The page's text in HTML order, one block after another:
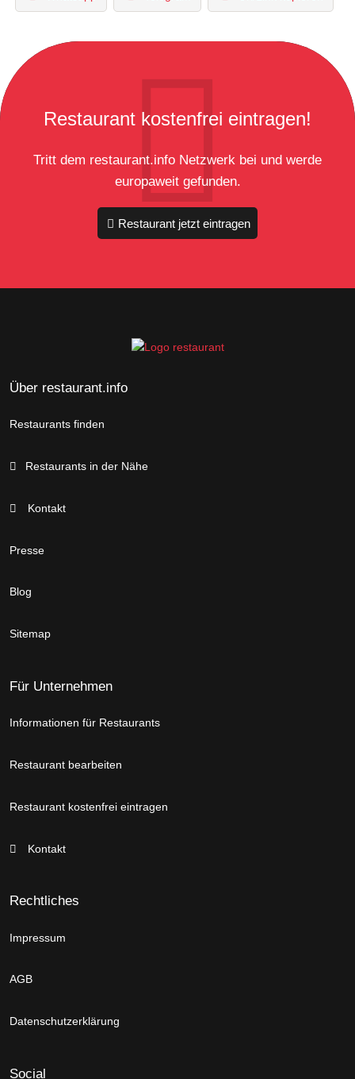
Restaurant kostenfrei eintragen!
Tritt dem restaurant.info Netzwerk bei und werde
europaweit gefunden.
Restaurant jetzt eintragen
Über restaurant.info
Restaurants finden
Restaurants in der Nähe
Kontakt
Presse
Blog
Sitemap
Für Unternehmen
Informationen für Restaurants
Restaurant bearbeiten
Restaurant kostenfrei eintragen
Kontakt
Rechtliches
Impressum
AGB
Datenschutzerklärung
Social